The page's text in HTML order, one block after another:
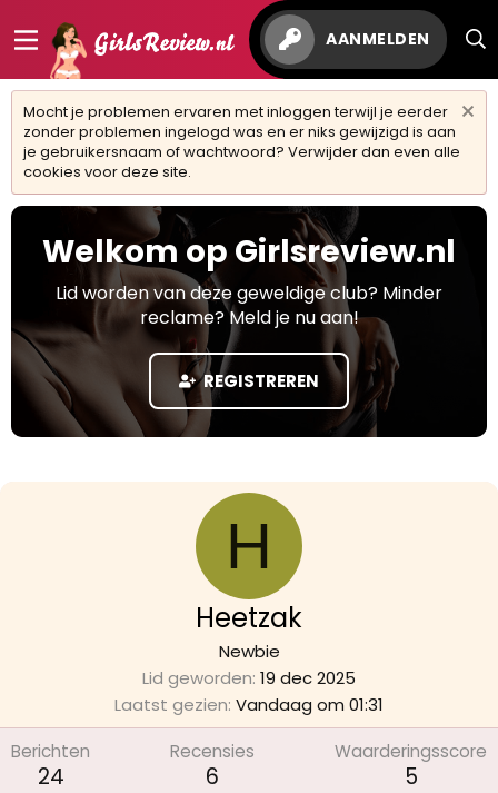
AANMELDEN
Mocht je problemen ervaren met inloggen terwijl je eerder
zonder problemen ingelogd was en er niks gewijzigd is aan
je gebruikersnaam of wachtwoord? Verwijder dan even alle
cookies voor deze site.
Welkom op Girlsreview.nl
Lid worden van deze geweldige club? Minder
reclame? Meld je nu aan!
REGISTREREN
H
Heetzak
Newbie
Lid geworden 19 dec 2025
Laatst gezien Vandaag om 01:31
Berichten
24
Recensies
6
Waarderingsscore
5